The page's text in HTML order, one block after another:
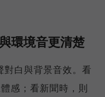
環境音更清楚
白與背景音效。看
感；看新聞時，則